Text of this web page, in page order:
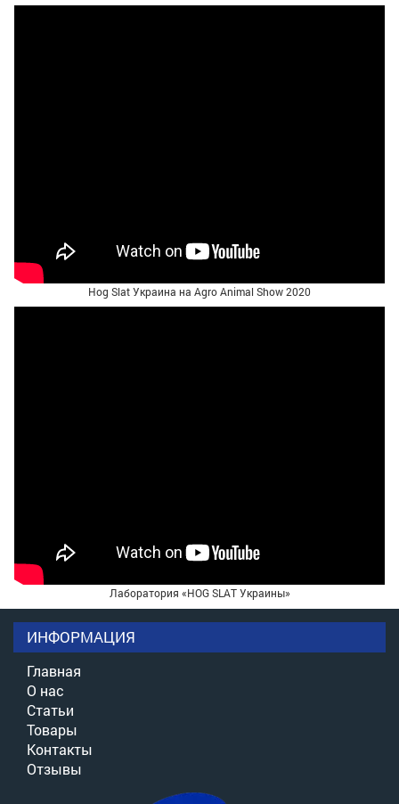
Hog Slat Украина на Agro Animal Show 2020
Лаборатория «HOG SLAT Украины»
ИНФОРМАЦИЯ
Главная
О нас
Статьи
Товары
Контакты
Отзывы